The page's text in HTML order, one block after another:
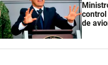
control
de